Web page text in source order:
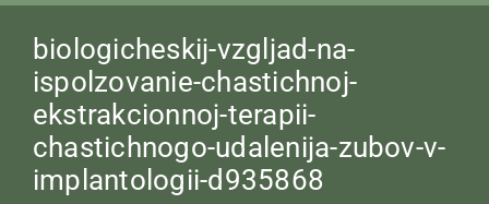
biologicheskij-vzgljad-na-
ispolzovanie-chastichnoj-
ekstrakcionnoj-terapii-
chastichnogo-udalenija-zubov-v-
implantologii-d935868